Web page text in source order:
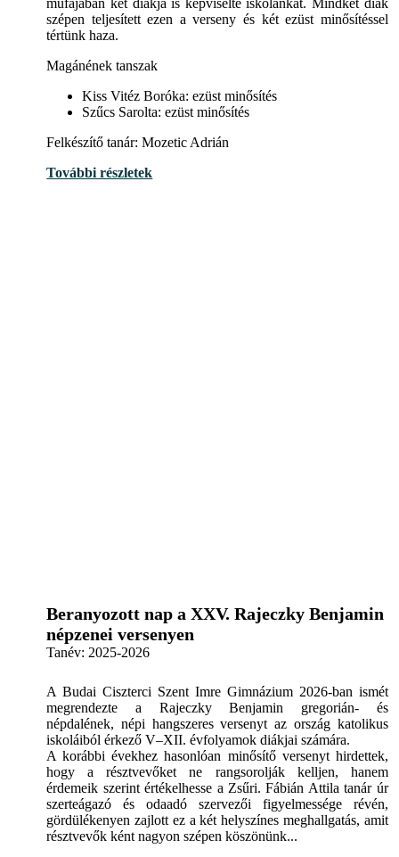
szépen teljesített ezen a verseny és két ezüst minősítéssel
tértünk haza.
Magánének tanszak
Kiss Vitéz Boróka: ezüst minősítés
Szűcs Sarolta: ezüst minősítés
Felkészítő tanár: Mozetic Adrián
További részletek
Beranyozott nap a XXV. Rajeczky Benjamin
népzenei versenyen
Tanév: 2025-2026
A Budai Ciszterci Szent Imre Gimnázium 2026-ban ismét
megrendezte a Rajeczky Benjamin gregorián- és
népdalének, népi hangszeres versenyt az ország katolikus
iskoláiból érkező V–XII. évfolyamok diákjai számára.
A korábbi évekhez hasonlóan minősítő versenyt hirdettek,
hogy a résztvevőket ne rangsorolják kelljen, hanem
érdemeik szerint értékelhesse a Zsűri. Fábián Attila tanár úr
szerteágazó és odaadó szervezői figyelmessége révén,
gördülékenyen zajlott ez a két helyszínes meghallgatás, amit
résztvevők ként nagyon szépen köszönünk...